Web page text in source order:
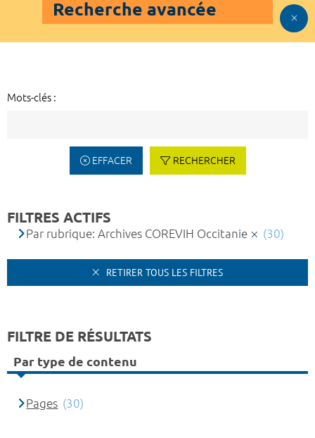
Recherche avancée
Mots-clés :
EFFACER RECHERCHER
FILTRES ACTIFS
Par rubrique: Archives COREVIH Occitanie (30)
RETIRER TOUS LES FILTRES
FILTRE DE RÉSULTATS
Par type de contenu
Pages (30)